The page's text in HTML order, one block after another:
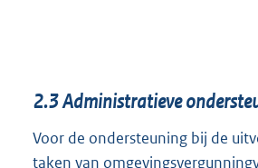
2.3Administratieve
Voor de ondersteuning bij de
taken van